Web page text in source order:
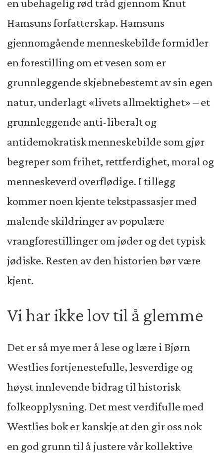
en ubehagelig rød tråd gjennom Knut
Hamsuns forfatterskap. Hamsuns
gjennomgående menneskebilde formidler
en forestilling om et vesen som er
grunnleggende skjebnebestemt av sin egen
natur, underlagt «livets allmektighet» – et
grunnleggende anti-liberalt og
antidemokratisk menneskebilde som gjør
begreper som frihet, rettferdighet, moral og
menneskeverd overflødige. I tillegg
kommer noen kjente tekstpassasjer med
malende skildringer av populære
vrangforestillinger om jøder og det typisk
jødiske. Resten av den historien bør være
kjent.
Vi har ikke lov til å glemme
Det er så mye mer å lese og lære i Bjørn
Westlies fortjenestefulle, lesverdige og
høyst innlevende bidrag til historisk
folkeopplysning. Det mest verdifulle med
Westlies bok er kanskje at den gir oss nok
en god grunn til å justere vår kollektive